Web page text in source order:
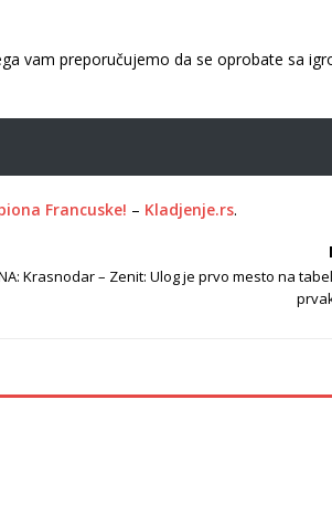
vam preporučujemo da se oprobate sa
Francuske! – Kladjenje.rs.
Krasnodar – Zenit: Ulog je prvo mesto na